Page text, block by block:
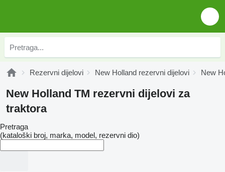
Rezervni dijelovi New Holland rezervni dijelovi New
New Holland TM rezervni dijelovi za
traktora
Pretraga
(kataloški broj, marka, model, rezervni dio)